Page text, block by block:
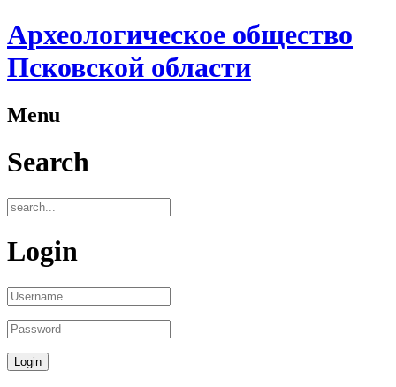
Археологическое общество
Псковской области
Menu
Search
Login